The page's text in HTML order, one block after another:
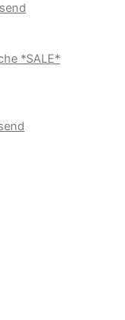
*SALE*